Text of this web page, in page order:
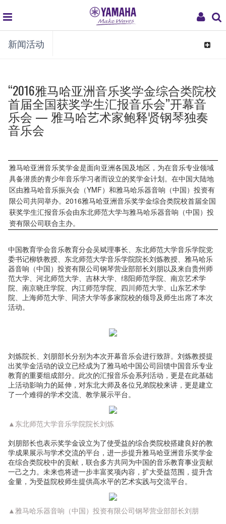
My
global
navigation
新闻活动
Toggle
“2016雅马哈亚洲音乐奖学金综合类院校
首届全国获奖学生汇报音乐会”开幕音
乐会 — 雅马哈艺术家鲍释贤钢琴独奏
音乐会
雅马哈亚洲音乐奖学金是面向亚洲各国及地区，为在音乐专业领域
具备潜质的青少年音乐学习者而设立的奖学金计划。在中国大陆地
区由雅马哈音乐振兴会（YMF）和雅马哈乐器音响（中国）投资有
限公司共同举办。2016雅马哈亚洲音乐奖学金综合类院校首届全国
获奖学生汇报音乐会由东北师范大学与雅马哈乐器音响（中国）投
资有限公司联合主办。
中国教育学会音乐教育分会吴斌理事长、东北师范大学音乐学院党
委书记柳轶教授、东北师范大学音乐学院院长刘炼教授、雅马哈乐
器音响（中国）投资有限公司钢琴营业部部长刘朋以及来自贵州师
范大学、河北师范大学、吉林大学、绵阳师范学院、南京艺术学
院、南京晓庄学院、内江师范学院、四川师范大学、山东艺术学
院、上海师范大学、同济大学等多家院校的领导及师生出席了本次
活动。
刘炼院长、刘朋部长分别为本次开幕音乐会进行致辞。刘炼教授提
出奖学金活动的设立已经成为了雅马哈中国公司回馈中国音乐专业
教育的重要组成部分。此次的汇报音乐会系列活动，更是在此基础
上活动影响力的延伸，对东北大师及各位兄弟院校来讲，更是建立
了一个难得的学术交流、教学展示平台。
▲东北师范大学音乐学院院长刘炼
刘朋部长也表示奖学金设立为了使受益的综合类院校搭建良好的教
学成果展示与学术交流的平台，进一步提升雅马哈亚洲音乐奖学金
在综合类院校中的贡献，联合多方共同为中国的音乐教育事业贡献
一己之力。未来也将进一步丰富奖项内容，扩大受益范围，提升含
金量，为受益院校师生提供高水平的艺术实践与交流平台。
▲雅马哈乐器音响（中国）投资有限公司钢琴营业部部长刘朋